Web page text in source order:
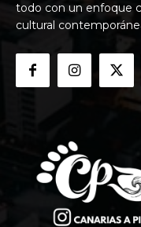
todo con un enfoque
cultural